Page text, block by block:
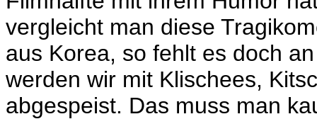
vergleicht man diese
aus Korea, so fehlt es doch
werden wir mit Klischees,
abgespeist. Das muss man